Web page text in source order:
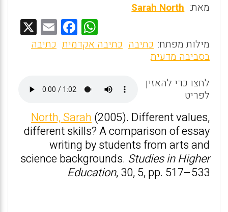
מאת: Sarah North
W
h
A
p
p
F
a
o
o
k
E
m מילות מפתח: כתיבה כתיבה אקדמית כתיבה
בסביבה מדעית
לחצו כדי להאזין
לפריט
North, Sarah (2005). Different values,
different skills? A comparison of essay
writing by students from arts and
science backgrounds. Studies in Higher
Education, 30, 5, pp. 517–533